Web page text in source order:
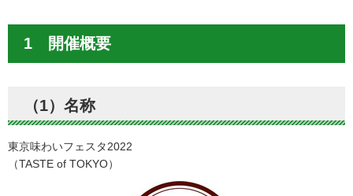
1 開催概要
（1）名称
東京味わいフェスタ2022
（TASTE of TOKYO）